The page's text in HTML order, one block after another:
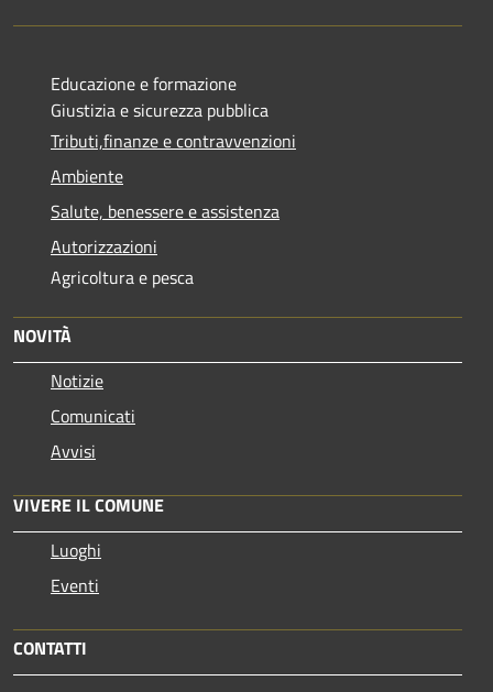
Educazione e formazione
Giustizia e sicurezza pubblica
Tributi,finanze e contravvenzioni
Ambiente
Salute, benessere e assistenza
Autorizzazioni
Agricoltura e pesca
NOVITÀ
Notizie
Comunicati
Avvisi
VIVERE IL COMUNE
Luoghi
Eventi
CONTATTI